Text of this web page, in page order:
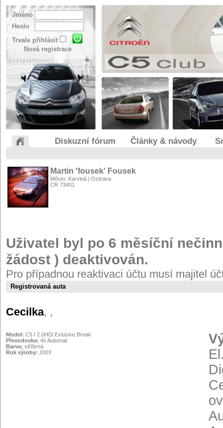
Jméno
Heslo
Trvale přihlásit
Nová registrace
Diskuzní fórum Články & návody
Martin 'fousek' Fousek
Město: Karviná | Ostrava
CR 73401
Uživatel byl po 6 měsíční
žádost ) deaktivován.
Pro případnou reaktivaci účtu musí majitel
Registrovaná auta
Cecilka, ,
Model: C5 I 2.0HDi Exlusive Break
Převodovka: 4s Automat
Barva: stříbrná
Rok výroby: 2003